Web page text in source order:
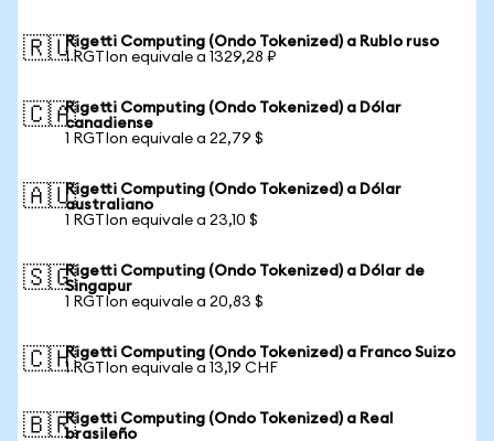
🇷🇺Rigetti Computing (Ondo Tokenized) a Rublo ruso
1 RGTIon equivale a 1329,28 ₽
🇨🇦Rigetti Computing (Ondo Tokenized) a Dólar
canadiense
1 RGTIon equivale a 22,79 $
🇦🇺Rigetti Computing (Ondo Tokenized) a Dólar
australiano
1 RGTIon equivale a 23,10 $
🇸🇬Rigetti Computing (Ondo Tokenized) a Dólar de
Singapur
1 RGTIon equivale a 20,83 $
🇨🇭Rigetti Computing (Ondo Tokenized) a Franco Suizo
1 RGTIon equivale a 13,19 CHF
🇧🇷Rigetti Computing (Ondo Tokenized) a Real
brasileño